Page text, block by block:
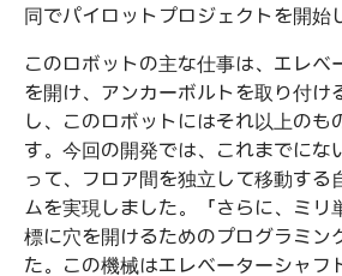
同でパイロットプロジェクトを開始
このロボットの主な仕事は、エレベ
を開け、アンカーボルトを取り付け
し、このロボットにはそれ以上のも
す。今回の開発では、これまでにな
って、フロア間を独立して移動する
ムを実現しました。「さらに、ミリ
標に穴を開けるためのプログラミン
た。この機械はエレベーターシャフ